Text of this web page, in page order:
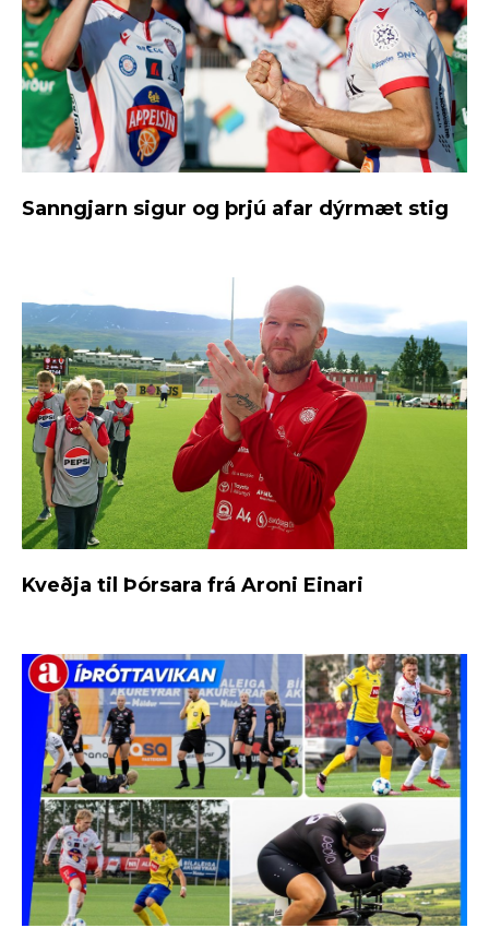
Sanngjarn sigur og þrjú afar dýrmæt stig
Kveðja til Þórsara frá Aroni Einari